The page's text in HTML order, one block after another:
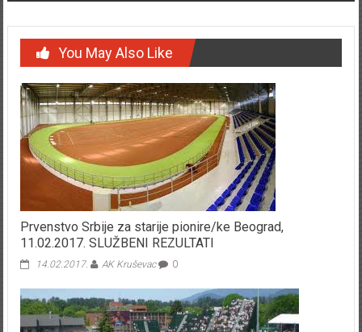
You May Also Like
Prvenstvo Srbije za starije pionire/ke Beograd,
11.02.2017. SLUŽBENI REZULTATI
14.02.2017. AK Kruševac 0